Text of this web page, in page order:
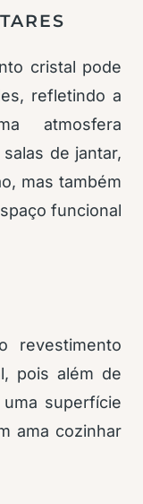
cristal pode
refletindo a
atmosfera
de jantar,
mas também
funcional
revestimento
pois além de
superfície
ama cozinhar